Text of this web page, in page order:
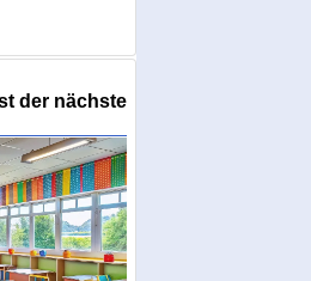
der nächste